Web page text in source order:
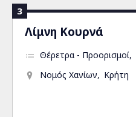
3
Λίμνη Κουρνά
Θέρετρα - Προορισμοί
Νομός Χανίων
Κρήτη